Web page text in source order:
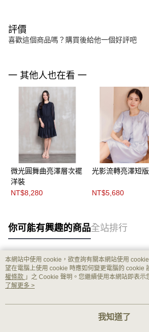
評價
喜歡這個商品嗎？購買後給他一個好評吧
一 其他人也在看 一
微光圓舞曲亮澤層次襬
洋裝
NT$8,280
光影流轉亮澤短
NT$5,680
你可能有興趣的商品全站排行
熱門標籤
本網站中使用 cookie，欲查詢有關本網站使用
望在電腦上使用 cookie 時應如何變更電腦的 cookie
權條款 」之 Cookie 聲明。您繼續使用本網站即表示
用條款之 Cookie 聲明使用 cookie。
了解更多 >
我知道了